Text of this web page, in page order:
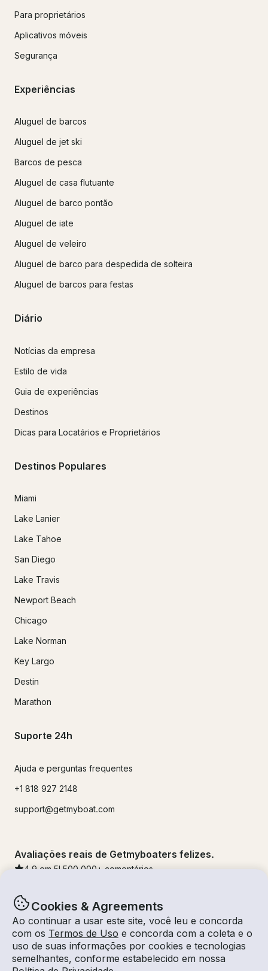
Cookies & Agreements
Ao continuar a usar este site, você leu e concorda
com os Termos de Uso e concorda com a coleta e o
uso de suas informações por cookies e tecnologias
semelhantes, conforme estabelecido em nossa
Para proprietários
Aplicativos móveis
Segurança
Experiências
Aluguel de barcos
Aluguel de jet ski
Barcos de pesca
Aluguel de casa flutuante
Aluguel de barco pontão
Aluguel de iate
Aluguel de veleiro
Aluguel de barco para despedida de solteira
Aluguel de barcos para festas
Diário
Notícias da empresa
Estilo de vida
Guia de experiências
Destinos
Dicas para Locatários e Proprietários
Destinos Populares
Miami
Lake Lanier
Lake Tahoe
San Diego
Lake Travis
Newport Beach
Chicago
Lake Norman
Key Largo
Destin
Marathon
Suporte 24h
Ajuda e perguntas frequentes
+1 818 927 2148
support@getmyboat.com
Avaliações reais de Getmyboaters felizes.
4.9 em 5! 500,000 + comentários